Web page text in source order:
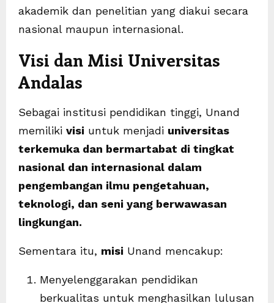
akademik dan penelitian yang diakui secara
nasional maupun internasional.
Visi dan Misi Universitas
Andalas
Sebagai institusi pendidikan tinggi, Unand
memiliki visi untuk menjadi universitas
terkemuka dan bermartabat di tingkat
nasional dan internasional dalam
pengembangan ilmu pengetahuan,
teknologi, dan seni yang berwawasan
lingkungan.
Sementara itu, misi Unand mencakup:
Menyelenggarakan pendidikan
berkualitas untuk menghasilkan lulusan